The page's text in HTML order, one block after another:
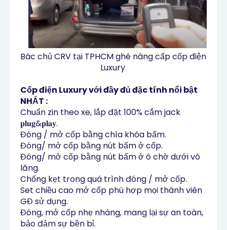
Bác chủ CRV tại TPHCM ghé nâng cấp cốp điện
Luxury
Cốp điện Luxury với đầy đủ đặc tính nổi bật
Chuẩn zin theo xe, lắp đặt 100% cắm jack
𝐩𝐥𝐮𝐠&𝐩𝐥𝐚𝐲.
Đóng / mở cốp bằng chìa khóa bấm.
Đóng/ mở cốp bằng nút bấm ở cốp.
Đóng/ mở cốp bằng nút bấm ở ô chờ dưới vô
lăng.
Chống kẹt trong quá trình đóng / mở cốp.
Set chiều cao mở cốp phù hợp mọi thành viên
GĐ sử dụng.
Đóng, mở cốp nhẹ nhàng, mang lại sự an toàn,
bảo đảm sự bền bỉ.